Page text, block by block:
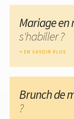
Mariage en
s'habiller ?
EN SAVOIR PLUS
Brunch de
?